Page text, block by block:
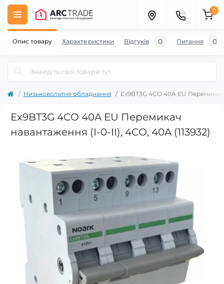
0
Низьковольтне обладнання Ex9BT3G 4CO 40A EU
Ex9BT3G 4CO 40A EU Перемикач
навантаження (I-0-II), 4CO, 40A (113932)
Опис товару Характеристики Відгуків 0 Питання 0